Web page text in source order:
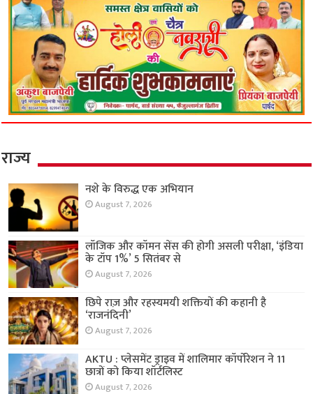
राज्य
नशे के विरुद्ध एक अभियान
August 7, 2026
लॉजिक और कॉमन सेंस की होगी असली परीक्षा, ‘इंडिया
के टॉप 1%’ 5 सितंबर से
August 7, 2026
छिपे राज़ और रहस्यमयी शक्तियों की कहानी है
‘राजनंदिनी’
August 7, 2026
AKTU : प्लेसमेंट ड्राइव में शालिमार कॉर्पोरेशन ने 11
छात्रों को किया शॉर्टलिस्ट
August 7, 2026